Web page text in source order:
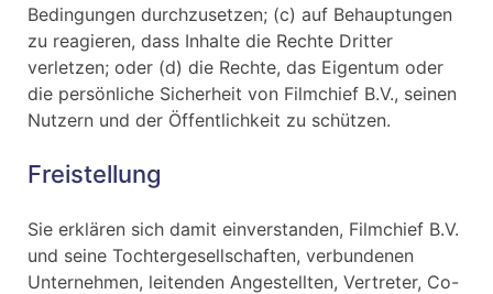
Bedingungen durchzusetzen; (c) auf Behauptungen
zu reagieren, dass Inhalte die Rechte Dritter
verletzen; oder (d) die Rechte, das Eigentum oder
die persönliche Sicherheit von Filmchief B.V., seinen
Nutzern und der Öffentlichkeit zu schützen.
Freistellung
Sie erklären sich damit einverstanden, Filmchief B.V.
und seine Tochtergesellschaften, verbundenen
Unternehmen, leitenden Angestellten, Vertreter, Co-